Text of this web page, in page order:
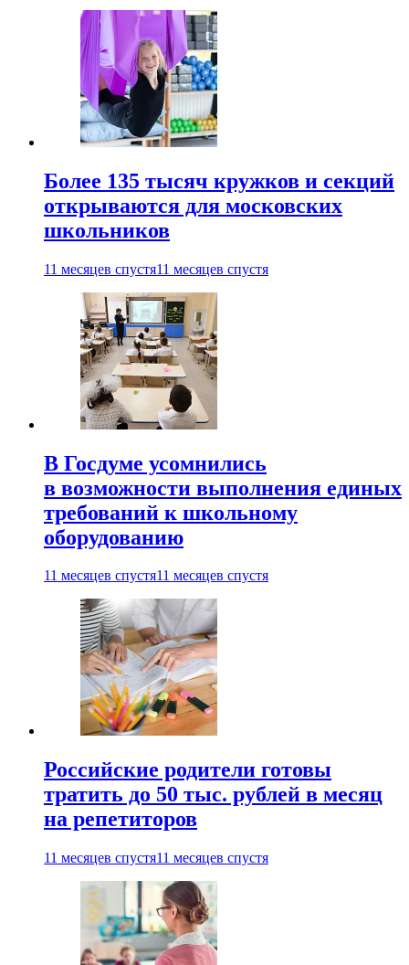
Более 135 тысяч кружков и секций
открываются для московских
школьников
11 месяцев спустя11 месяцев спустя
В Госдуме усомнились
в возможности выполнения единых
требований к школьному
оборудованию
11 месяцев спустя11 месяцев спустя
Российские родители готовы
тратить до 50 тыс. рублей в месяц
на репетиторов
11 месяцев спустя11 месяцев спустя